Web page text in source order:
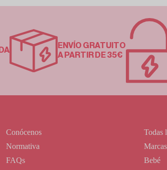
ENVÍO GRATUITO
A PARTIR DE 35€
Conócenos
Normativa
FAQs
Todas
Marcas
Bebé